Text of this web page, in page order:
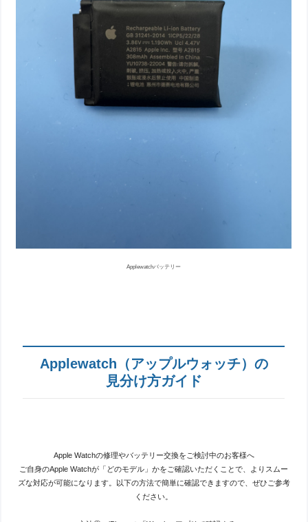
Applewatchバッテリー
Applewatch（アップルウォッチ）の
見分け方ガイド
Apple Watchの修理やバッテリー交換をご検討中のお客様へ
ご自身のApple Watchが「どのモデル」かをご確認いただくことで、よりスムー
ズな対応が可能になります。以下の方法で簡単に確認できますので、ぜひご参考
ください。